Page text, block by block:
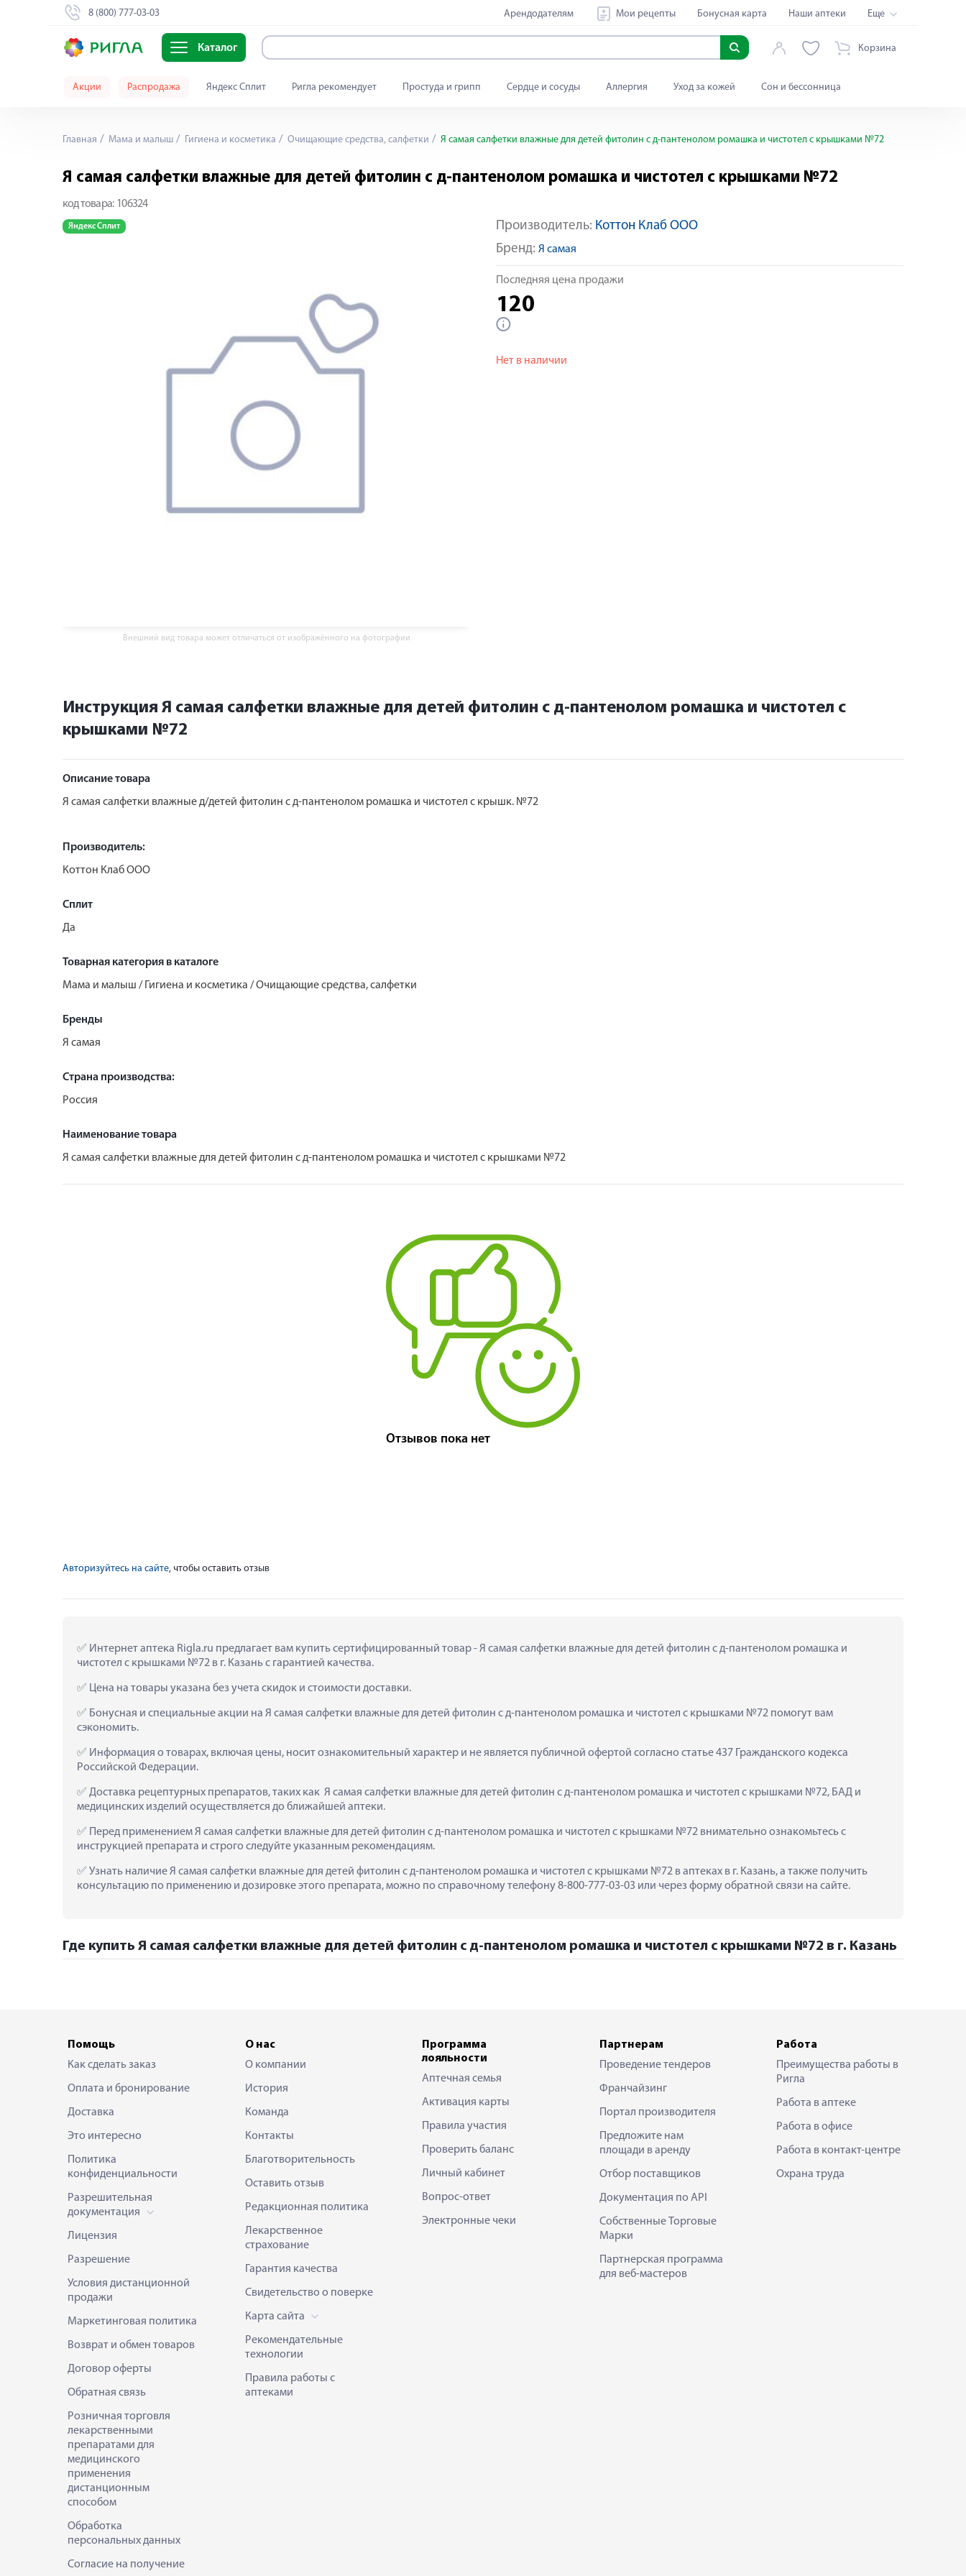
8 (800) 777-03-03 Арендодателям Мои рецепты Бонусная карта Наши аптеки Еще
Каталог Корзина
Акции Распродажа Яндекс Сплит Ригла рекомендует Простуда и грипп Сердце и сосуды Аллергия Уход за кожей Сон и бессонница
Главная Мама и малыш Гигиена и косметика Очищающие средства, салфетки Я самая салфетки влажные для детей фитолин с д-пантенолом ромашка и чистотел с крышками №72
Я самая салфетки влажные для детей фитолин с д-пантенолом ромашка и чистотел с крышками №72
код товара: 106324
Яндекс Сплит
Внешний вид товара может отличаться от изображённого на фотографии
Производитель: Коттон Клаб ООО
Бренд: Я самая
Последняя цена продажи
120
Нет в наличии
Инструкция Я самая салфетки влажные для детей фитолин с д-пантенолом ромашка и чистотел с
крышками №72
Описание товара
Я самая салфетки влажные д/детей фитолин с д-пантенолом ромашка и чистотел с крышк. №72
Производитель:
Коттон Клаб ООО
Сплит
Да
Товарная категория в каталоге
Мама и малыш / Гигиена и косметика / Очищающие средства, салфетки
Бренды
Я самая
Страна производства:
Россия
Наименование товара
Я самая салфетки влажные для детей фитолин с д-пантенолом ромашка и чистотел с крышками №72
Отзывов пока нет
Авторизуйтесь на сайте, чтобы оставить отзыв
Интернет аптека Rigla.ru предлагает вам купить сертифицированный товар - Я самая салфетки влажные для детей фитолин с д-пантенолом ромашка и
чистотел с крышками №72 в г. Казань с гарантией качества.
Цена на товары указана без учета скидок и стоимости доставки.
Бонусная и специальные акции на Я самая салфетки влажные для детей фитолин с д-пантенолом ромашка и чистотел с крышками №72 помогут вам
сэкономить.
Информация о товарах, включая цены, носит ознакомительный характер и не является публичной офертой согласно статье 437 Гражданского кодекса
Российской Федерации.
Доставка рецептурных препаратов, таких как  Я самая салфетки влажные для детей фитолин с д-пантенолом ромашка и чистотел с крышками №72, БАД и
медицинских изделий осуществляется до ближайшей аптеки.
Перед применением Я самая салфетки влажные для детей фитолин с д-пантенолом ромашка и чистотел с крышками №72 внимательно ознакомьтесь с
инструкцией препарата и строго следуйте указанным рекомендациям.
Узнать наличие Я самая салфетки влажные для детей фитолин с д-пантенолом ромашка и чистотел с крышками №72 в аптеках в г. Казань, а также получить
консультацию по применению и дозировке этого препарата, можно по справочному телефону 8-800-777-03-03 или через форму обратной связи на сайте.
Где купить Я самая салфетки влажные для детей фитолин с д-пантенолом ромашка и чистотел с крышками №72 в г. Казань
Помощь
Как сделать заказ
Оплата и бронирование
Доставка
Это интересно
Политика
конфиденциальности
Разрешительная
документация
Лицензия
Разрешение
Условия дистанционной
продажи
Маркетинговая политика
Возврат и обмен товаров
Договор оферты
Обратная связь
Розничная торговля
лекарственными
препаратами для
медицинского
применения
дистанционным
способом
Обработка
персональных данных
Согласие на получение
О нас
О компании
История
Команда
Контакты
Благотворительность
Оставить отзыв
Редакционная политика
Лекарственное
страхование
Гарантия качества
Свидетельство о поверке
Карта сайта
Рекомендательные
технологии
Правила работы с
аптеками
Программа
лояльности
Аптечная семья
Активация карты
Правила участия
Проверить баланс
Личный кабинет
Вопрос-ответ
Электронные чеки
Партнерам
Проведение тендеров
Франчайзинг
Портал производителя
Предложите нам
площади в аренду
Отбор поставщиков
Документация по API
Собственные Торговые
Марки
Партнерская программа
для веб-мастеров
Работа
Преимущества работы в
Ригла
Работа в аптеке
Работа в офисе
Работа в контакт-центре
Охрана труда